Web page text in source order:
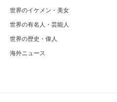
世界のイケメン・美女
世界の有名人・芸能人
世界の歴史・偉人
海外ニュース